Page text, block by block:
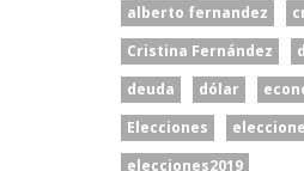
alberto fernandez
Cristina Fernández
deuda
dólar
Elecciones
elecciones2019